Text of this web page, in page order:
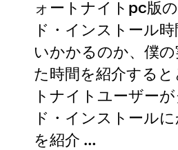
ォートナイトpc版
ド・インストール
いかかるのか、僕
た時間を紹介する
トナイトユーザー
ド・インストール
を紹介 …